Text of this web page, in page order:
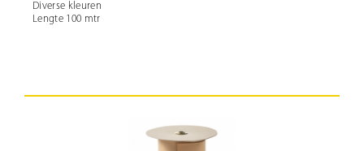
Diverse kleuren
Lengte 100 mtr